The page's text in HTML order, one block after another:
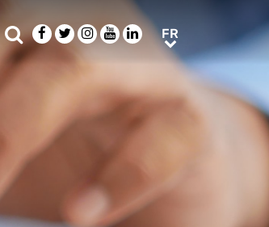
Rechercher
Facebook
TwitterInstagram
Youtube
LinkedIn
FR